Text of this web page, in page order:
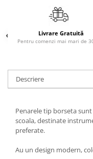
Terapii Alternative
AudioBook
Beletristica
Carti erotice
Carti pentru
Crime, Thriller, Mistery
Literatura Romana
Literatura Universala
Livrare Gratuită
Pentru comenzi mai mari de
Descriere
Penarele tip borseta
scoala, destinate
preferate.
Au un design modern,